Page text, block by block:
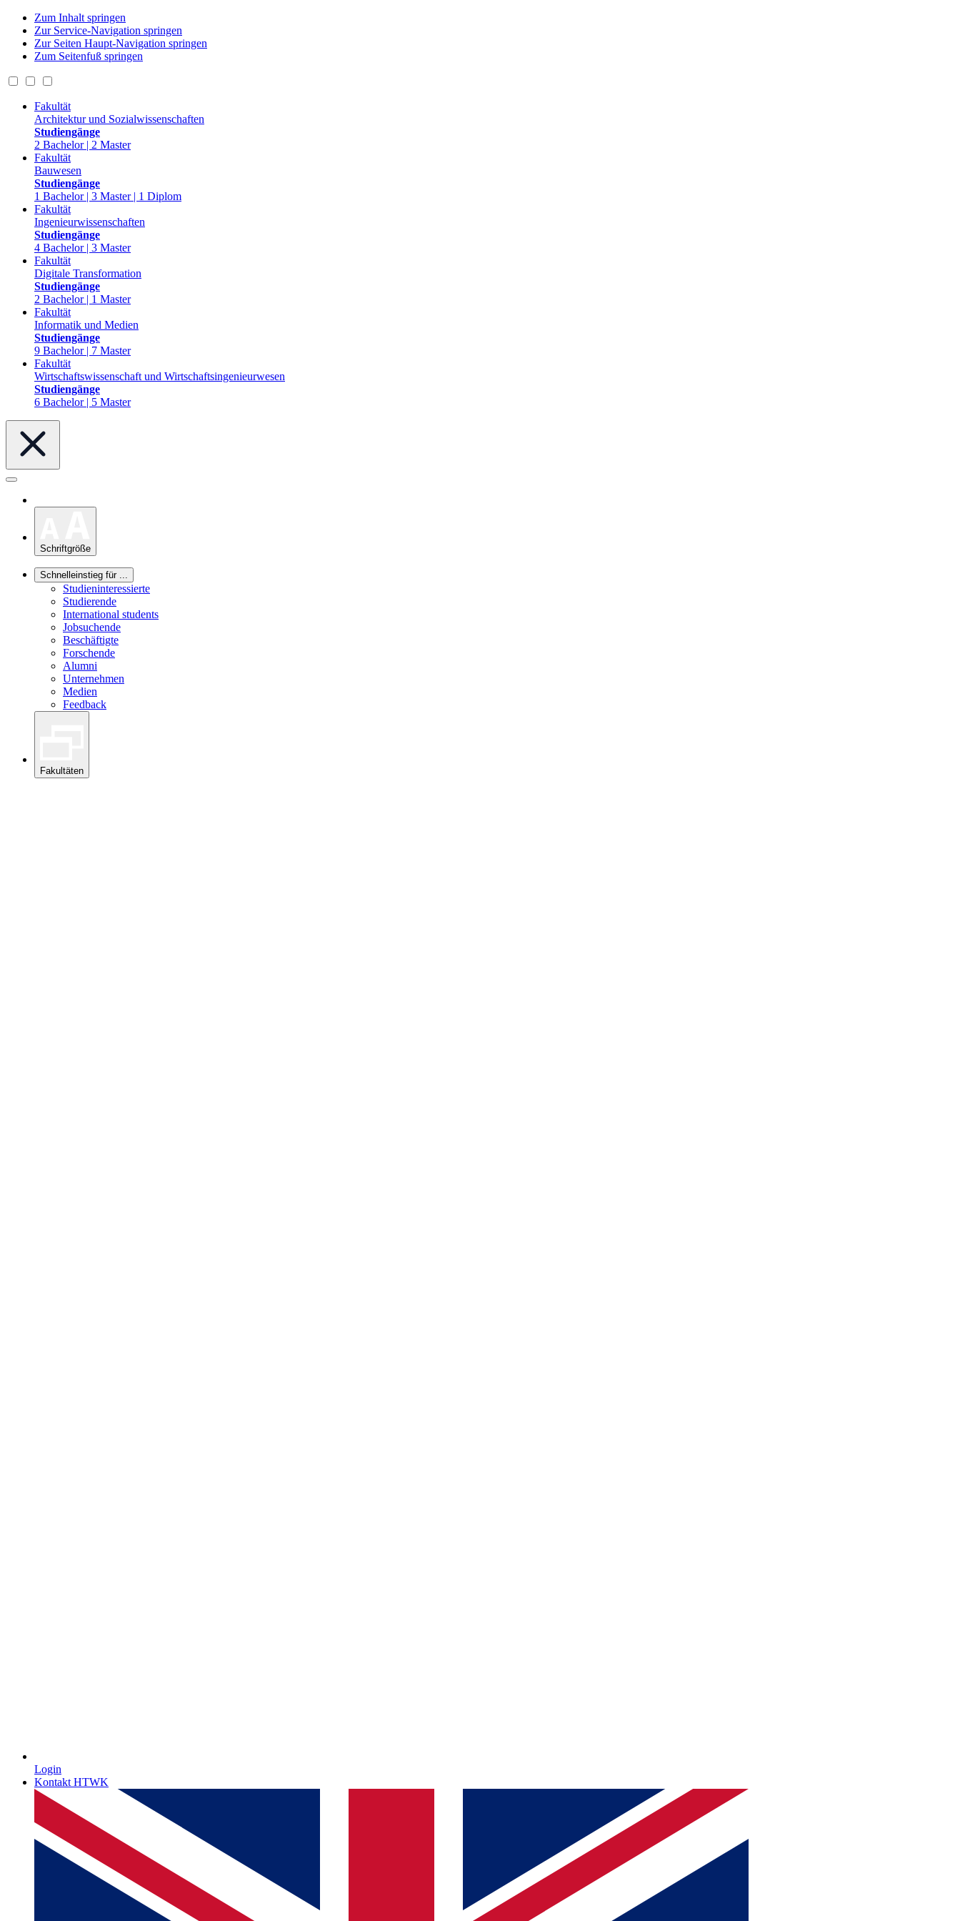
Zum Inhalt springen
Zur Service-Navigation springen
Zur Seiten Haupt-Navigation springen
Zum Seitenfuß springen
Fakultät
Architektur und Sozialwissenschaften
Studiengänge
2 Bachelor | 2 Master
Fakultät
Bauwesen
Studiengänge
1 Bachelor | 3 Master | 1 Diplom
Fakultät
Ingenieurwissenschaften
Studiengänge
4 Bachelor | 3 Master
Fakultät
Digitale Transformation
Studiengänge
2 Bachelor | 1 Master
Fakultät
Informatik und Medien
Studiengänge
9 Bachelor | 7 Master
Fakultät
Wirtschaftswissenschaft und Wirtschaftsingenieurwesen
Studiengänge
6 Bachelor | 5 Master
Schriftgröße
Schnelleinstieg für ...
Studieninteressierte
Studierende
International students
Jobsuchende
Beschäftigte
Forschende
Alumni
Unternehmen
Medien
Feedback
Fakultäten
Login
Kontakt HTWK